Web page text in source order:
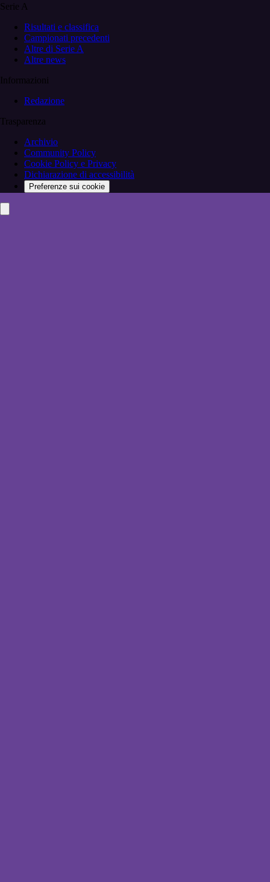
Serie A
Risultati e classifica
Campionati precedenti
Altre di Serie A
Altre news
Informazioni
Redazione
Trasparenza
Archivio
Community Policy
Cookie Policy e Privacy
Dichiarazione di accessibilità
Preferenze sui cookie